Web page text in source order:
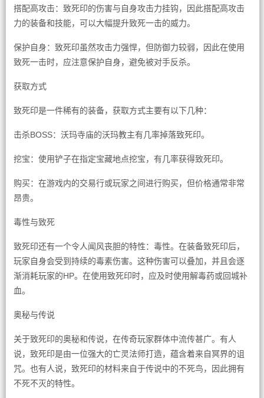
搭配高攻击：致死印的伤害与自身攻击力挂钩，因此搭配高攻击
力的装备和技能，可以大幅提升致死一击的威力。
保护自身：致死印虽然攻击力强悍，但防御力较弱，因此在使用
致死一击时，应注意保护自身，避免被对手反杀。
获取方式
致死印是一件稀有的装备，获取方式主要有以下几种：
击杀BOSS：沃玛寺庙的沃玛教主有几率掉落致死印。
挖宝：使用铲子在指定宝藏地点挖宝，有几率获得致死印。
购买：在游戏内的交易行或玩家之间进行购买，但价格通常非常
昂贵。
毒性与致死
致死印还有一个令人闻风丧胆的特性：毒性。在装备致死印后，
玩家自身会受到持续的毒素伤害。这种伤害可以叠加，并且会逐
渐消耗玩家的HP。在使用致死印时，应及时使用解毒药或回城补
血。
奥秘与传说
关于致死印的奥秘和传说，在传奇玩家群体中流传甚广。有人
说，致死印是由一位强大的亡灵法师打造，蕴含着来自冥界的诅
咒。也有人说，致死印的材料来自于传说中的不死鸟，因此拥有
不死不灭的特性。